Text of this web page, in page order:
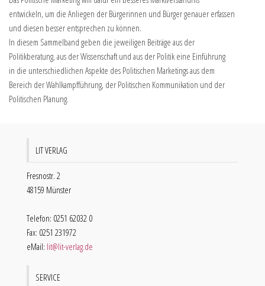
entwickeln, um die Anliegen der Bürgerinnen und Bürger genauer erfassen
und diesen besser entsprechen zu können.
In diesem Sammelband geben die jeweiligen Beiträge aus der
Politikberatung, aus der Wissenschaft und aus der Politik eine Einführung
in die unterschiedlichen Aspekte des Politischen Marketings aus dem
Bereich der Wahlkampfführung, der Politischen Kommunikation und der
Politischen Planung.
LIT VERLAG
Fresnostr. 2
48159 Münster
Telefon: 0251 62032 0
Fax: 0251 231972
eMail: lit@lit-verlag.de
SERVICE